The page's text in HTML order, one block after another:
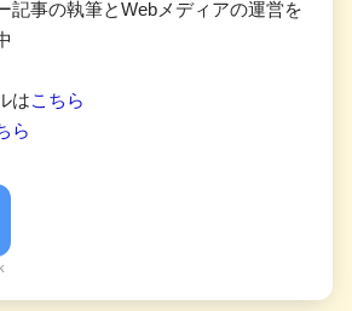
記事の執筆とWebメディアの運営を
はこちら
ら